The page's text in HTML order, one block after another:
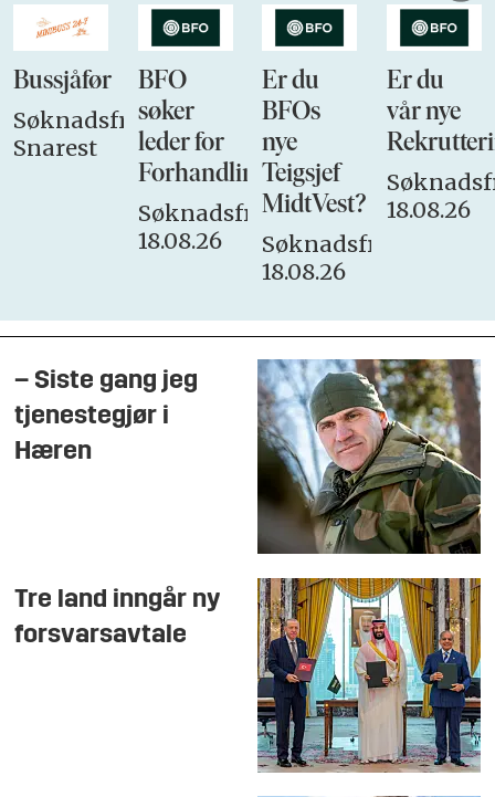
Bussjåfør
Søknadsfrist:
Snarest
BFO
søker
leder for
Forhandlingsutvalget
Søknadsfrist:
18.08.26
Er du
BFOs
nye
Teigsjef
MidtVest?
Søknadsfrist:
18.08.26
Er du
vår nye
18.08.26
– Siste gang jeg
tjenestegjør i
Hæren
Tre land inngår ny
forsvarsavtale